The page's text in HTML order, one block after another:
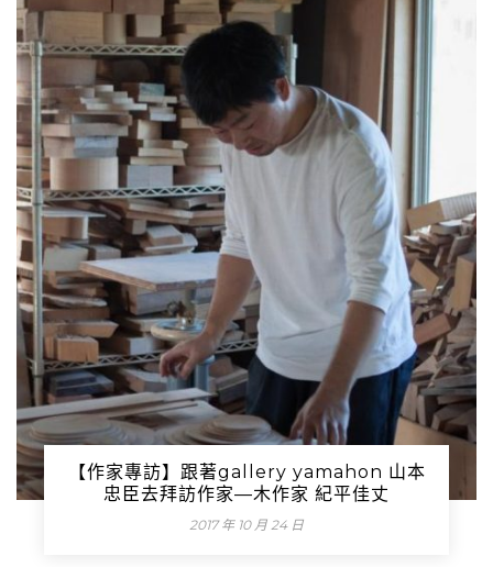
【作家專訪】跟著gallery yamahon 山本
忠臣去拜訪作家—木作家 紀平佳丈
2017 年 10 月 24 日